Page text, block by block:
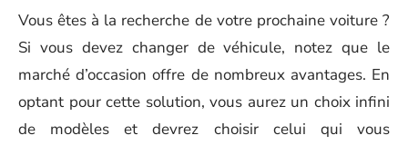
Vous êtes à la recherche de votre prochaine voiture ?
Si vous devez changer de véhicule, notez que le
marché d’occasion offre de nombreux avantages. En
optant pour cette solution, vous aurez un choix infini
de modèles et devrez choisir celui qui vous